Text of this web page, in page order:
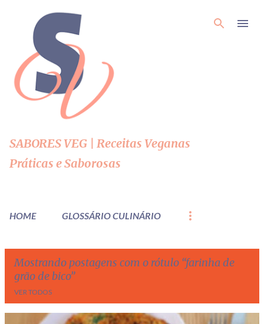
Pular para o conteúdo principal
SABORES VEG | Receitas Veganas
Práticas e Saborosas
HOME GLOSSÁRIO CULINÁRIO
Mostrando postagens com o rótulo farinha de
grão de bico
VER TODOS